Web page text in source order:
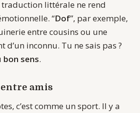
littérale ne rend
“Dof”, par exemple,
entre cousins ou une
d’un inconnu. Tu ne sais pas ?
bon sens.
entre amis
c’est comme un sport. Il y a